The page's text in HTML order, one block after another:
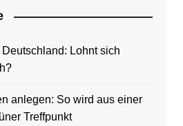
Lohnt sich
anlegen: So wird aus einer
Treffpunkt